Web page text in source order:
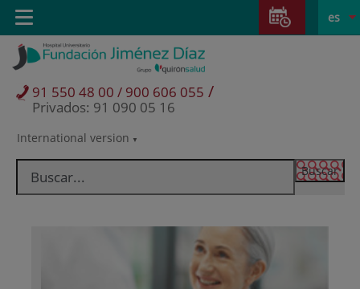
Saltar al contenido
Saltar
contenido
Selector
idioma
activo
es
International version
91 550 48 00 / 900 606 055 /
Privados: 91 090 05 16
Toggle
navigation